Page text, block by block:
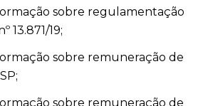
sobre regulamentação
13.871/19;
sobre remuneração de
sobre remuneração de